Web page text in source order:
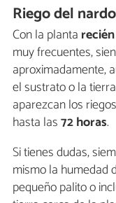
Riego del nardo
Con la planta
muy frecuentes,
aproximadamente,
el sustrato o la
aparezcan los
hasta las72 horas.
Si tienes dudas,
mismo la humedad
pequeño palito o